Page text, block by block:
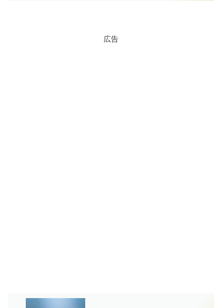
広告